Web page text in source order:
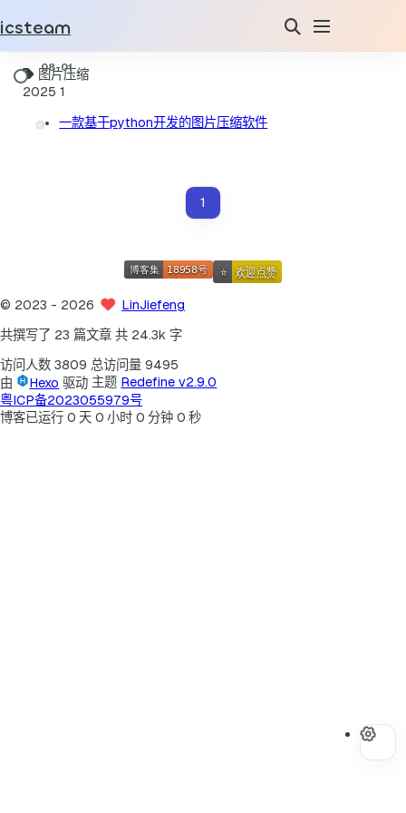
icsteam
图片压缩
2025 1
一款基于python开发的图片压缩软件
1
© 2023 - 2026 LinJiefeng
共撰写了 23 篇文章 共 24.3k 字
访问人数 3809 总访问量 9495
由
Hexo 驱动 主题 Redefine v2.9.0
粤ICP备2023055979号
博客已运行 0 天 0 小时 0 分钟 0 秒